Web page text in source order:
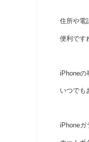
住所や電
便利です
iPhoneの
いつでも
iPhoneガ